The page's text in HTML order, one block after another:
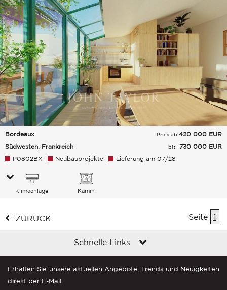
Bordeaux
Südwesten, Frankreich
Preis ab 420 000 EUR
bis 730 000 EUR
P0802BX
Neubauprojekte Lieferung am 07/28
Klimaanlage Kamin
ZURÜCK Seite 1
Schnelle Links
Erhalten Sie unsere aktuellen Angebote, Trends und Neuigkeiten
direkt per E-Mail